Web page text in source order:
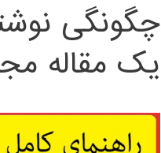
چگونگی
یک مقاله